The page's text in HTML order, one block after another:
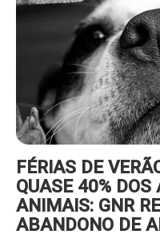
cute-pet-800x600.jpg
FÉRIAS DE
QUASE 40%
ANIMAIS: GNR
ABANDONO DE